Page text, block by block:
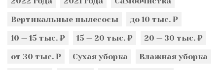
Вертикальные пылесосы
до 10 тыс. ₽
10 — 15 тыс. ₽
15 — 20 тыс. ₽
20 — 30 тыс. ₽
от 30 тыс. ₽
Сухая уборка
Влажная уборка